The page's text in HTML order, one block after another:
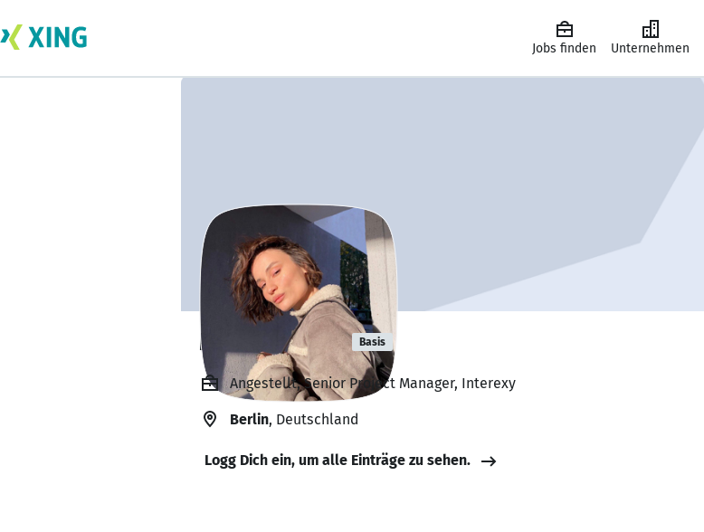
Jobs finden Unternehmen
Mary Farmer Basis
Angestellt, Senior Project Manager, Interexy
Berlin, Deutschland
Logg Dich ein, um alle Einträge zu sehen.